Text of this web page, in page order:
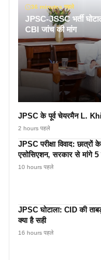
36 minutes पहले
JPSC-JSSC भर्ती
CBI जांच की मांग
JPSC के पूर्व चेयरमैन L.
2 hours पहले
JPSC परीक्षा विवाद:
एसोसिएशन, सरकार से मांगे 5
10 hours पहले
JPSC घोटाला: CID की
क्या है सही
16 hours पहले